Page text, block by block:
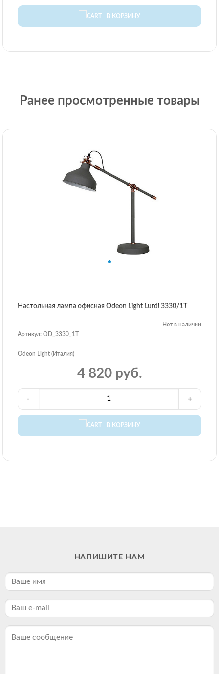
В КОРЗИНУ
Ранее просмотренные товары
Настольная лампа офисная Odeon Light Lurdi 3330/1T
Нет в наличии
Артикул: OD_3330_1T
Odeon Light (Италия)
4 820 руб.
В КОРЗИНУ
- +
НАПИШИТЕ НАМ